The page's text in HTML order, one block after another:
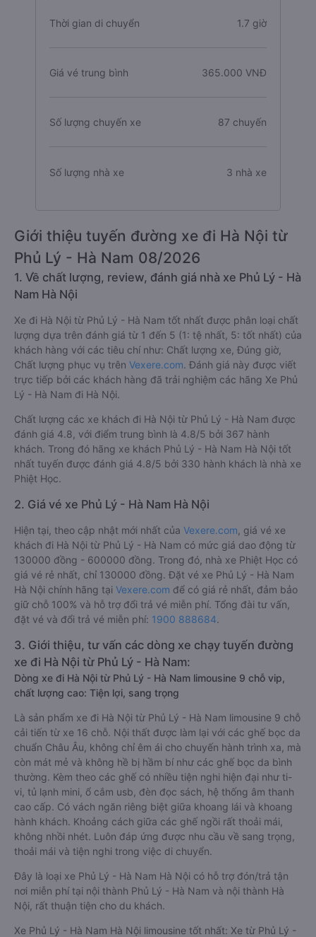
Thời gian di chuyển 1.7 giờ
Giá vé trung bình 365.000 VNĐ
Số lượng chuyến xe 87 chuyến
Số lượng nhà xe 3 nhà xe
Giới thiệu tuyến đường xe đi Hà Nội từ
Phủ Lý - Hà Nam 08/2026
1. Về chất lượng, review, đánh giá nhà xe Phủ Lý - Hà
Nam Hà Nội
Xe đi Hà Nội từ Phủ Lý - Hà Nam tốt nhất được phân loại chất
lượng dựa trên đánh giá từ 1 đến 5 (1: tệ nhất, 5: tốt nhất) của
khách hàng với các tiêu chí như: Chất lượng xe, Đúng giờ,
Chất lượng phục vụ trên Vexere.com. Đánh giá này được viết
trực tiếp bởi các khách hàng đã trải nghiệm các hãng Xe Phủ
Lý - Hà Nam đi Hà Nội.
Chất lượng các xe khách đi Hà Nội từ Phủ Lý - Hà Nam được
đánh giá 4.8, với điểm trung bình là 4.8/5 bởi 367 hành
khách. Trong đó hãng xe khách Phủ Lý - Hà Nam Hà Nội tốt
nhất tuyến được đánh giá 4.8/5 bởi 330 hành khách là nhà xe
Phiệt Học.
2. Giá vé xe Phủ Lý - Hà Nam Hà Nội
Hiện tại, theo cập nhật mới nhất của Vexere.com , giá vé xe
khách đi Hà Nội từ Phủ Lý - Hà Nam có mức giá dao động từ
130000 đồng - 600000 đồng. Trong đó, nhà xe Phiệt Học có
giá vé rẻ nhất, chỉ 130000 đồng. Đặt vé xe Phủ Lý - Hà Nam
Hà Nội chính hãng tại Vexere.com để có giá rẻ nhất, đảm bảo
giữ chỗ 100% và hỗ trợ đổi trả vé miễn phí. Tổng đài tư vấn,
đặt vé và đổi trả vé miễn phí: 1900 888684.
3. Giới thiệu, tư vấn các dòng xe chạy tuyến đường
xe đi Hà Nội từ Phủ Lý - Hà Nam:
Dòng xe đi Hà Nội từ Phủ Lý - Hà Nam limousine 9 chỗ vip,
chất lượng cao: Tiện lợi, sang trọng
Là sản phẩm xe đi Hà Nội từ Phủ Lý - Hà Nam limousine 9 chỗ
cải tiến từ xe 16 chỗ. Nội thất được làm lại với các ghế bọc da
chuẩn Châu Âu, không chỉ êm ái cho chuyến hành trình xa, mà
còn mát mẻ và không hề bị hầm bí như các ghế bọc da bình
thường. Kèm theo các ghế có nhiều tiện nghi hiện đại như ti-
vi, tủ lạnh mini, ổ cắm usb, đèn đọc sách, hệ thống âm thanh
cao cấp. Có vách ngăn riêng biệt giữa khoang lái và khoang
hành khách. Khoảng cách giữa các ghế ngồi rất thoải mái,
không nhồi nhét. Luôn đáp ứng được nhu cầu về sang trọng,
thoải mái và tiện nghi trong việc di chuyển.
Đây là loại xe Phủ Lý - Hà Nam Hà Nội có hỗ trợ đón/trả tận
nơi miễn phí tại nội thành Phủ Lý - Hà Nam và nội thành Hà
Nội, rất thuận tiện cho du khách.
Xe Phủ Lý - Hà Nam Hà Nội limousine tốt nhất: Xe từ Phủ Lý -